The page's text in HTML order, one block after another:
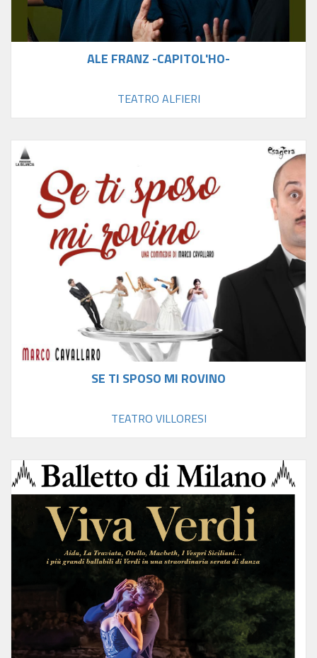
ALE FRANZ -CAPITOL'HO-
TEATRO ALFIERI
SE TI SPOSO MI ROVINO
TEATRO VILLORESI